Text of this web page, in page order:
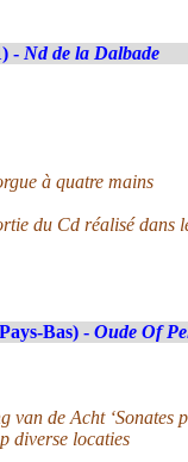
- Nd de la Dalbade
à quatre mains
du Cd réalisé
Bas) - Oude Of
de Acht ‘Sonates
diverse locaties